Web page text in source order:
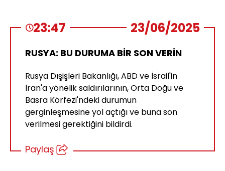
23:47 23/06/2025
RUSYA: BU DURUMA BİR SON VERİN
Rusya Dışişleri Bakanlığı, ABD ve İsrail'in
İran'a yönelik saldırılarının, Orta Doğu ve
Basra Körfezi'ndeki durumun
gerginleşmesine yol açtığı ve buna son
verilmesi gerektiğini bildirdi.
Paylaş